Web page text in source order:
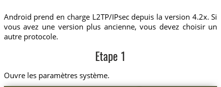
Android prend en charge L2TP/IPsec depuis la version 4.2x. Si
vous avez une version plus ancienne, vous devez choisir un
autre protocole.
Etape 1
Ouvre les paramètres système.